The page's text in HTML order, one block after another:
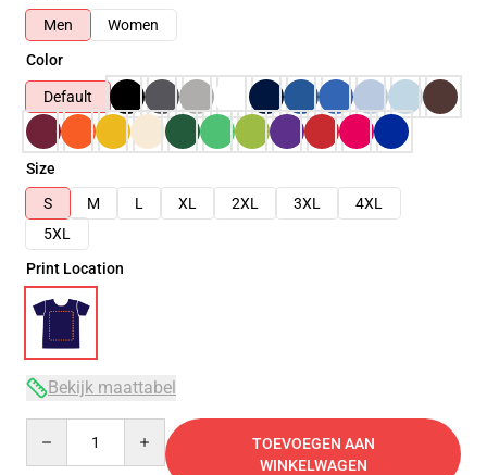
Men
Women
Color
Default
Size
S
M L XL 2XL 3XL
4XL
5XL
Print Location
Bekijk maattabel
TOEVOEGEN AAN
WINKELWAGEN